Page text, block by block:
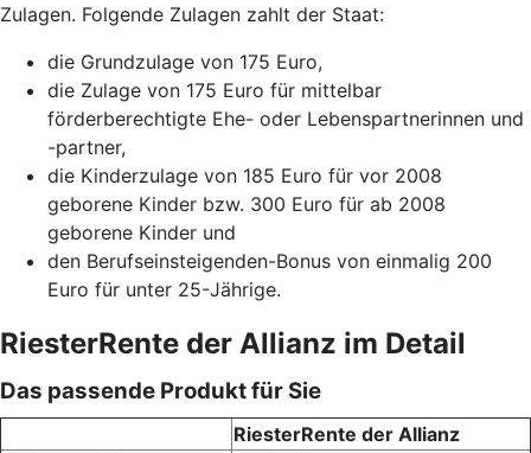
Zulagen. Folgende Zulagen zahlt der Staat:
die Grundzulage von 175 Euro,
die Zulage von 175 Euro für mittelbar
förderberechtigte Ehe- oder Lebenspartnerinnen und
-partner,
die Kinderzulage von 185 Euro für vor 2008
geborene Kinder bzw. 300 Euro für ab 2008
geborene Kinder und
den Berufseinsteigenden-Bonus von einmalig 200
Euro für unter 25-Jährige.
RiesterRente der Allianz im Detail
Das passende Produkt für Sie
RiesterRente der Allianz